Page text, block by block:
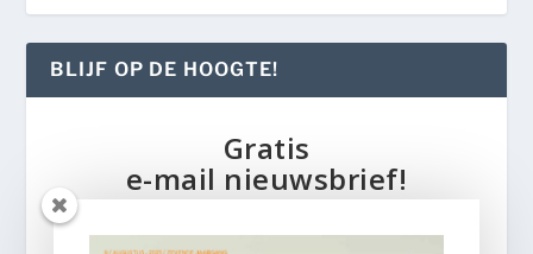
BLIJF OP DE HOOGTE!
Gratis
e-mail nieuwsbrief!
ontbijtnieuws in je mailbox.